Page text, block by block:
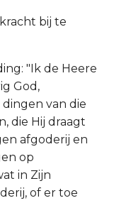
bij te
"Ik de Heere
God,
van die
die Hij draagt
afgoderij en
op
in Zijn
of er toe